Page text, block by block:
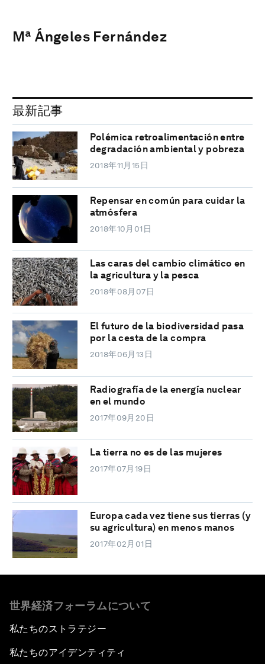
Mª Ángeles Fernández
最新記事
Polémica retroalimentación entre
degradación ambiental y pobreza
2018年11月15日
Repensar en común para cuidar la
atmósfera
2018年10月01日
Las caras del cambio climático en
la agricultura y la pesca
2018年08月07日
El futuro de la biodiversidad pasa
por la cesta de la compra
2018年06月13日
Radiografía de la energía nuclear
en el mundo
2017年09月20日
La tierra no es de las mujeres
2017年07月19日
Europa cada vez tiene sus tierras (y
su agricultura) en menos manos
2017年02月01日
世界経済フォーラムについて
私たちのストラテジー
私たちのアイデンティティ